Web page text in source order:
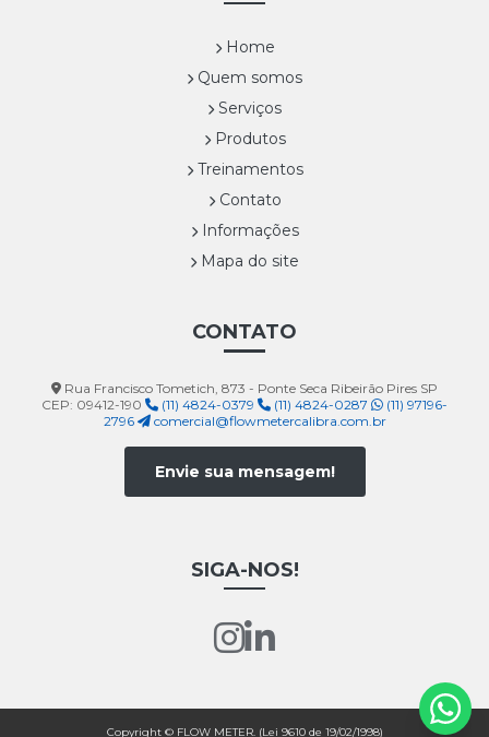
Home
Quem somos
Serviços
Produtos
Treinamentos
Contato
Informações
Mapa do site
CONTATO
Rua Francisco Tometich, 873 - Ponte Seca Ribeirão Pires SP
CEP: 09412-190
(11) 4824-0379 (11) 4824-0287
(11) 97196-
2796
comercial@flowmetercalibra.com.br
Envie sua mensagem!
SIGA-NOS!
Copyright © FLOW METER. (Lei 9610 de 19/02/1998)